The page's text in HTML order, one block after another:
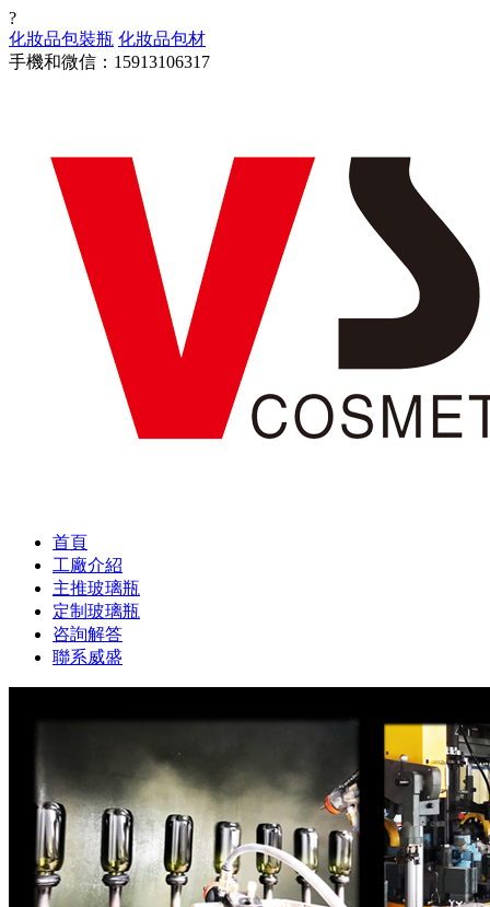
?
化妝品包裝瓶 化妝品包材
手機和微信：15913106317
首頁
工廠介紹
主推玻璃瓶
定制玻璃瓶
咨詢解答
聯系威盛